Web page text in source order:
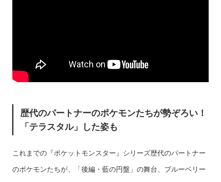
歴代のパートナーのポケモンたちが勢ぞろい！
「テラスタル」した姿も
これまでの『ポケットモンスター』シリーズ歴代のパートナー
のポケモンたちが、「後編・藍の円盤」の舞台、ブルーベリー